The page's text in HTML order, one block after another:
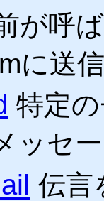
が呼
に送
特定
ッセ
伝言